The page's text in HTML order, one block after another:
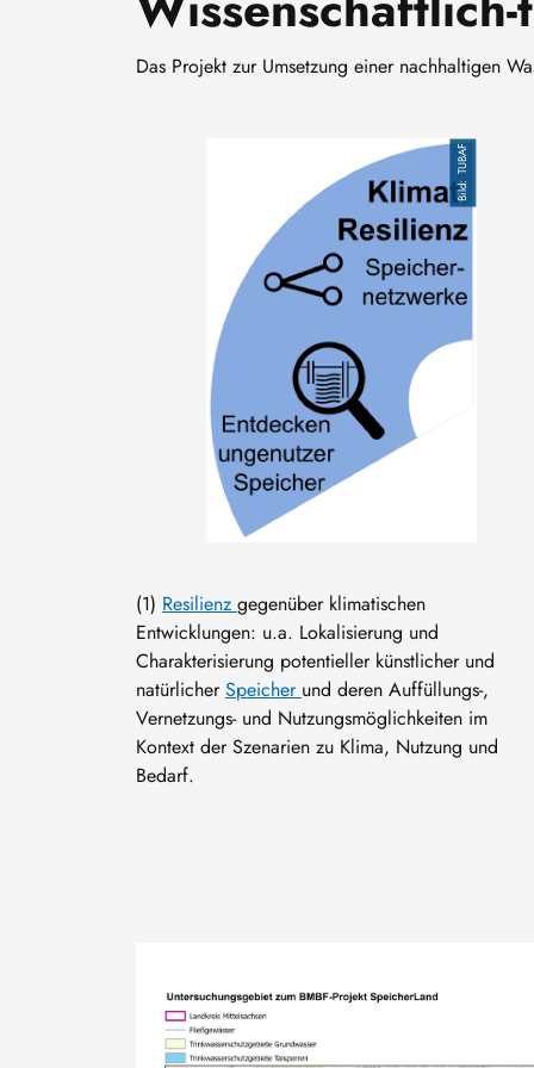
Das Projekt zur Umsetzung einer nachhaltigen
TUBAF
(1) Resilienz gegenüber klimatischen
Entwicklungen: u.a. Lokalisierung und
Charakterisierung potentieller künstlicher und
natürlicherSpeicher und deren Auffüllungs-,
Vernetzungs- und Nutzungsmöglichkeiten im
Kontext der Szenarien zu Klima, Nutzung und
Bedarf.